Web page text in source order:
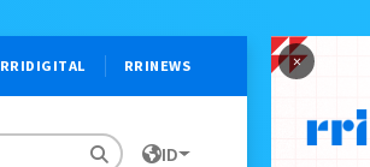
×
RRIDIGITAL RRINEWS
ID